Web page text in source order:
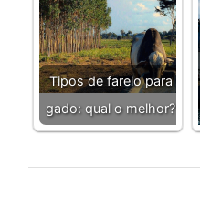
Tipos de farelo para
gado: qual o melhor?